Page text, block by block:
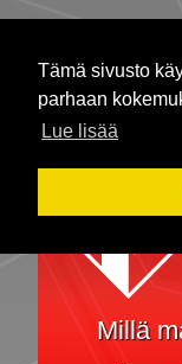
Tämä sivusto
parhaan
Lue lisää
Janome-
ETUSIVU
Millä